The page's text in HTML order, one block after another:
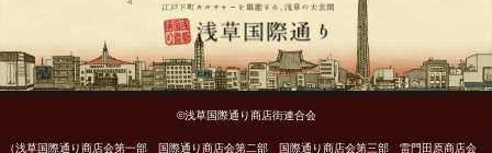
©浅草国際通り商店街連合会
（浅草国際通り商店会第一部 国際通り商店会第二部 国際通り商店会第三部 雷門田原商店会